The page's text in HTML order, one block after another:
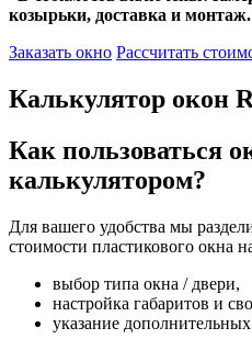
козырьки, доставка и монтаж.
Заказать окно Рассчитать
Калькулятор окон
Как пользоваться
калькулятором?
Для вашего удобства мы
стоимости пластикового окна
выбор типа окна / двери,
настройка габаритов и
указание